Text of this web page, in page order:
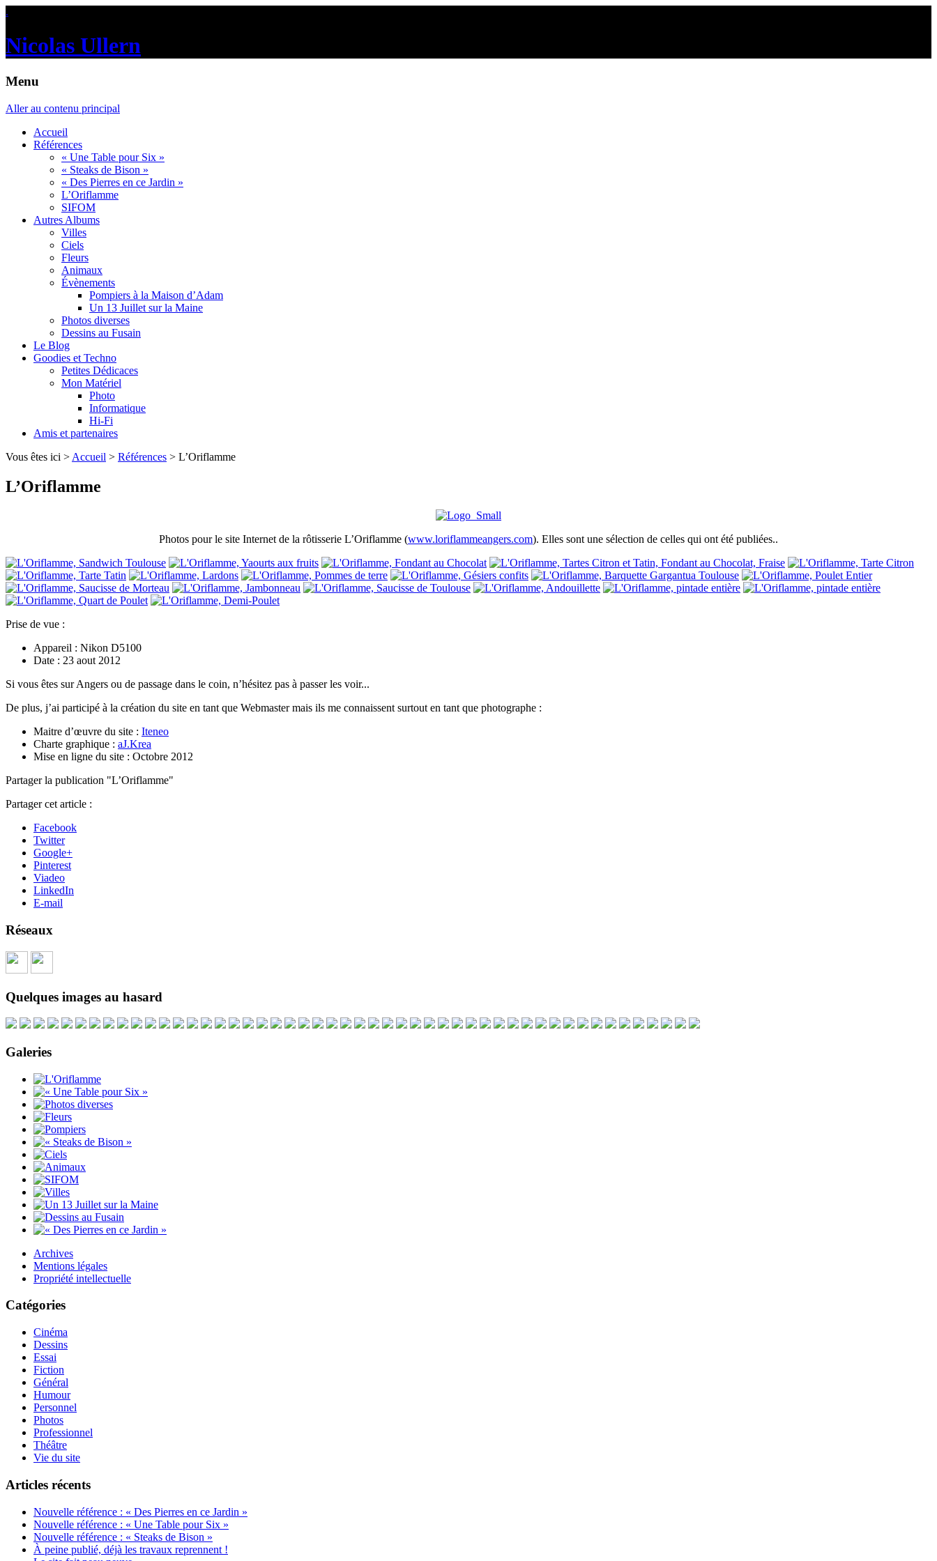
.
Nicolas Ullern
Menu
Aller au contenu principal
Accueil
Références
« Une Table pour Six »
« Steaks de Bison »
« Des Pierres en ce Jardin »
L’Oriflamme
SIFOM
Autres Albums
Villes
Ciels
Fleurs
Animaux
Évènements
Pompiers à la Maison d’Adam
Un 13 Juillet sur la Maine
Photos diverses
Dessins au Fusain
Le Blog
Goodies et Techno
Petites Dédicaces
Mon Matériel
Photo
Informatique
Hi-Fi
Amis et partenaires
Vous êtes ici > Accueil > Références > L’Oriflamme
L’Oriflamme
Photos pour le site Internet de la rôtisserie L’Oriflamme (www.loriflammeangers.com). Elles sont une sélection de celles qui ont été publiées..
Prise de vue :
Appareil : Nikon D5100
Date : 23 aout 2012
Si vous êtes sur Angers ou de passage dans le coin, n’hésitez pas à passer les voir...
De plus, j’ai participé à la création du site en tant que Webmaster mais ils me connaissent surtout en tant que photographe :
Maitre d’œuvre du site : Iteneo
Charte graphique : aJ.Krea
Mise en ligne du site : Octobre 2012
Partager la publication "L’Oriflamme"
Partager cet article :
Facebook
Twitter
Google+
Pinterest
Viadeo
LinkedIn
E-mail
Réseaux
Quelques images au hasard
Galeries
Archives
Mentions légales
Propriété intellectuelle
Catégories
Cinéma
Dessins
Essai
Fiction
Général
Humour
Personnel
Photos
Professionnel
Théâtre
Vie du site
Articles récents
Nouvelle référence : « Des Pierres en ce Jardin »
Nouvelle référence : « Une Table pour Six »
Nouvelle référence : « Steaks de Bison »
À peine publié, déjà les travaux reprennent !